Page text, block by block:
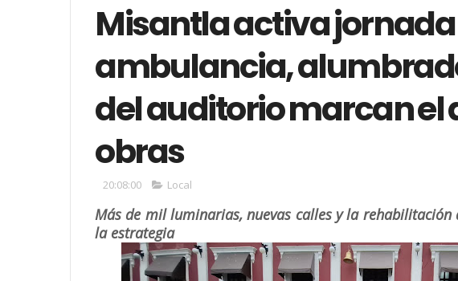
Misantla activa
ambulancia,
del auditorio marcan el
obras
20:08:00 Local
Más de mil luminarias, nuevas calles y la rehabilitación
la estrategia